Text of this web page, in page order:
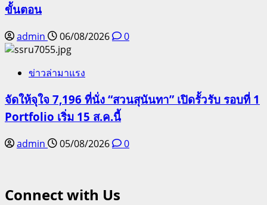
ขั้นตอน
admin 06/08/2026 0
ข่าวล่ามาแรง
จัดให้จุใจ 7,196 ที่นั่ง “สวนสุนันทา” เปิดรั้วรับ รอบที่ 1
Portfolio เริ่ม 15 ส.ค.นี้
admin 05/08/2026 0
Connect with Us